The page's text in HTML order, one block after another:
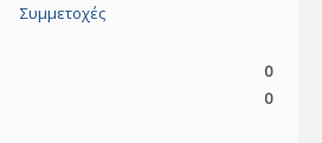
Συμμετοχές
0
0